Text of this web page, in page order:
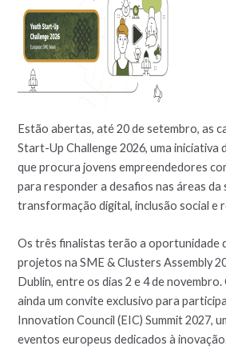
Estão abertas, até 20 de setembro, as
Start-Up Challenge 2026, uma iniciativa
que procura jovens empreendedores
para responder a desafios nas áreas da
transformação digital, inclusão social e
Os três finalistas terão a oportunidade
projetos na SME & Clusters Assembly
Dublin, entre os dias 2 e 4 de
ainda um convite exclusivo para
Innovation Council (EIC) Summit 2027,
eventos europeus dedicados à